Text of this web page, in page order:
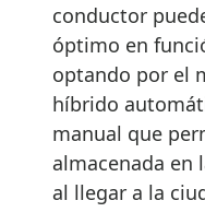
conductor
óptimo en
optando por el
híbrido
manual que
almacenada en
al llegar a la